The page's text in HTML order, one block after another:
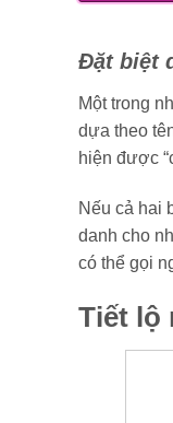
Đặt biệt
Một trong
dựa theo
hiện được
Nếu cả hai
danh cho
có thể gọi
Tiết lộ